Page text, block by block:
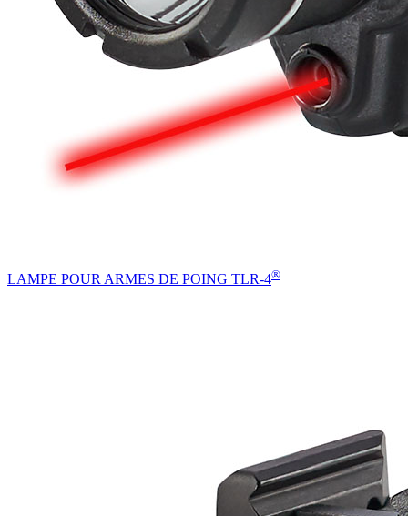
LAMPE POUR ARMES DE POING TLR-4®